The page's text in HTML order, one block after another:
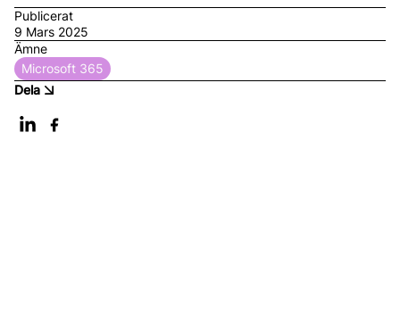
Publicerat
9 Mars 2025
Ämne
Microsoft 365
Dela